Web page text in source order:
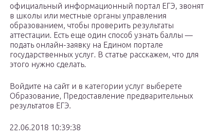
официальный информационный портал ЕГЭ, звонят
в школы или местные органы управления
образованием, чтобы проверить результаты
аттестации. Есть еще один способ узнать баллы —
подать онлайн-заявку на Едином портале
государственных услуг. В статье расскажем, что для
этого нужно сделать.
Войдите на сайт и в категории услуг выберете
Образование, Предоставление предварительных
результатов ЕГЭ.
22.06.2018 10:39:38